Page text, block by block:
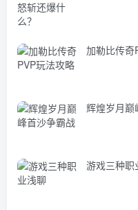
加勒比传奇
辉煌岁月巅
游戏三种职